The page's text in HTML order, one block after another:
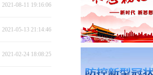
2021-08-11 19:16:06
2021-05-13 21:14:46
2021-02-24 18:08:25